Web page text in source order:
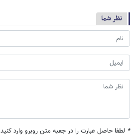
نظر شما
* لطفا حاصل عبارت را در جعبه متن روبرو وارد کنید